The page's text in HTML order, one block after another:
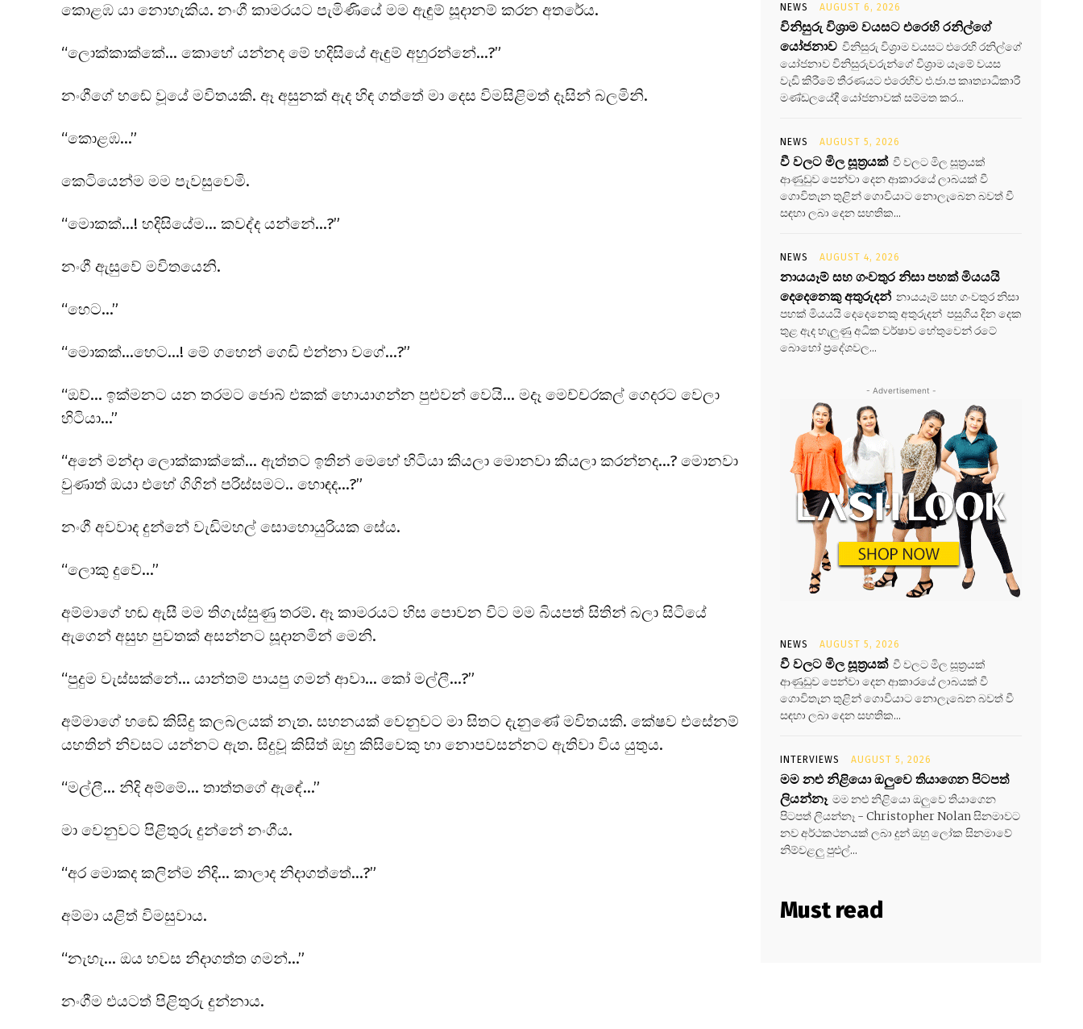
කොළඹ යා නොහැකිය. නංගී කාමරයට පැමිණියේ මම ඇඳුම් සූදානම් කරන අතරේය.
“ලොක්කාක්කේ… කොහේ යන්නද මේ හදිසියේ ඇඳුම් අහුරන්නේ…?”
නංගීගේ හඬේ වූයේ මවිතයකි. ඈ අසුනක් ඇද හිඳ ගත්තේ මා දෙස විමසිළිමත් දෑසින් බලමිනි.
“කොළඹ…”
කෙටියෙන්ම මම පැවසුවෙමි.
“මොකක්…! හදිසියේම… කවද්ද යන්නේ…?”
නංගී ඇසුවේ මවිතයෙනි.
“හෙට…”
“මොකක්…හෙට…! මේ ගහෙන් ගෙඩි එන්නා වගේ…?”
“ඔව්… ඉක්මනට යන තරමට ජොබ් එකක් හොයාගන්න පුළුවන් වෙයි… මදෑ මෙච්චරකල් ගෙදරට වෙලා
හිටියා…”
“අනේ මන්දා ලොක්කාක්කේ… ඇත්තට ඉතින් මෙහේ හිටියා කියලා මොනවා කියලා කරන්නද…? මොනවා
වුණාත් ඔයා එහේ ගිගින් පරිස්සමට.. හොඳද…?”
නංගී අවවාද දුන්නේ වැඩිමහල් සොහොයුරියක සේය.
“ලොකු දුවේ…”
අම්මාගේ හඬ ඇසී මම තිගැස්සුණු තරම්. ඈ කාමරයට හිස පොවන විට මම බියපත් සිතින් බලා සිටියේ
ඇගෙන් අසුභ පුවතක් අසන්නට සූදානමින් මෙනි.
“පුදුම වැස්සක්නේ… යාන්තම් පායපු ගමන් ආවා… කෝ මල්ලී…?”
අම්මාගේ හඬේ කිසිදු කලබලයක් නැත. සහනයක් වෙනුවට මා සිතට දැනුණේ මවිතයකි. කේෂව එසේනම්
යහතින් නිවසට යන්නට ඇත. සිදුවූ කිසිත් ඔහු කිසිවෙකු හා නොපවසන්නට ඇතිවා විය යුතුය.
“මල්ලී… නිදි අම්මේ… තාත්තගේ ඇඳේ…”
මා වෙනුවට පිළිතුරු දුන්නේ නංගීය.
“අර මොකද කලින්ම නිදි… කාලාද නිදාගත්තේ…?”
අම්මා යළිත් විමසුවාය.
“නැහැ… ඔය හවස නිදාගත්ත ගමන්…”
නංගීම එයටත් පිළිතුරු දුන්නාය.
NEWS AUGUST 6, 2026
විනිසුරු විශ්‍රාම වයසට එරෙහි රනිල්ගේ
යෝජනාව විනිසුරු විශ්‍රාම වයසට එරෙහි රනිල්ගේ
යෝජනාව විනිසුරුවරුන්ගේ විශ්‍රාම යෑමේ වයස
වැඩි කිරීමේ තීරණයට එරෙහිව එ.ජා.ප කෘත්‍යාධිකාරී
මණ්ඩලයේදී යෝජනාවක් සම්මත කර...
NEWS AUGUST 5, 2026
වී වලට මිල සූත්‍රයක් වී වලට මිල සූත්‍රයක්
ආණුඩුව පෙන්වා දෙන ආකාරයේ ලාබයක් වී
ගොවිතැන තුළින් ගොවියාට නොලැබෙන බවත් වී
සඳහා ලබා දෙන සහතික...
NEWS AUGUST 4, 2026
නායයෑම් සහ ගංවතුර නිසා පහක් මියයයි
දෙදෙනෙකු අතුරුදන් නායයෑම් සහ ගංවතුර නිසා
පහක් මියයයි දෙදෙනෙකු අතුරුදන් පසුගිය දින දෙක
තුළ ඇද හැලුණු අධික වර්ෂාව හේතුවෙන් රටේ
බොහෝ ප්‍රදේශවල...
- Advertisement -
NEWS AUGUST 5, 2026
වී වලට මිල සූත්‍රයක් වී වලට මිල සූත්‍රයක්
ආණුඩුව පෙන්වා දෙන ආකාරයේ ලාබයක් වී
ගොවිතැන තුළින් ගොවියාට නොලැබෙන බවත් වී
සඳහා ලබා දෙන සහතික...
INTERVIEWS AUGUST 5, 2026
මම නළු නිළියො ඔලුවෙ තියාගෙන පිටපත්
ලියන්නෑ මම නළු නිළියො ඔලුවෙ තියාගෙන
පිටපත් ලියන්නෑ - Christopher Nolan සිනමාවට
නව අර්ථකථනයක් ලබා දුන් ඔහු ලෝක සිනමාවේ
නිම්වළලු පුළුල්...
Must read